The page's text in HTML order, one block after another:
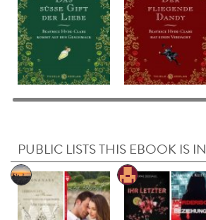
PUBLIC LISTS THIS EBOOK IS IN